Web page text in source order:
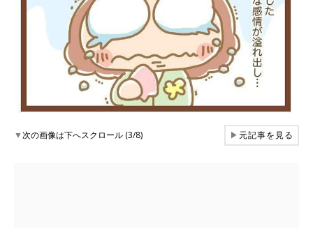
▼次の画像は下へスクロール (3/8) ▶元記事を見る